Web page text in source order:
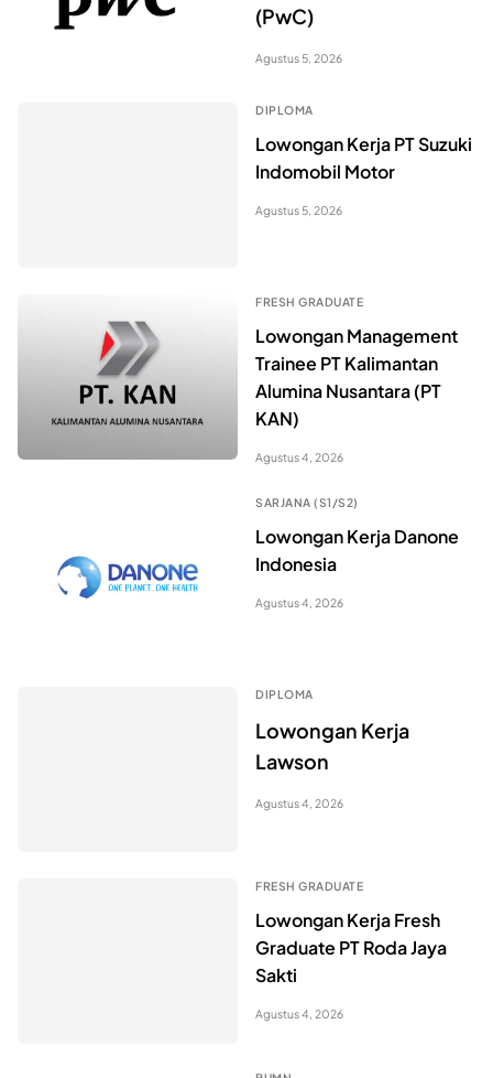
(PwC)
Agustus 5, 2026
DIPLOMA
Lowongan Kerja PT Suzuki
Indomobil Motor
Agustus 5, 2026
FRESH GRADUATE
Lowongan Management
Trainee PT Kalimantan
Alumina Nusantara (PT
KAN)
Agustus 4, 2026
SARJANA (S1/S2)
Lowongan Kerja Danone
Indonesia
Agustus 4, 2026
DIPLOMA
Lowongan Kerja
Lawson
Agustus 4, 2026
FRESH GRADUATE
Lowongan Kerja Fresh
Graduate PT Roda Jaya
Sakti
Agustus 4, 2026